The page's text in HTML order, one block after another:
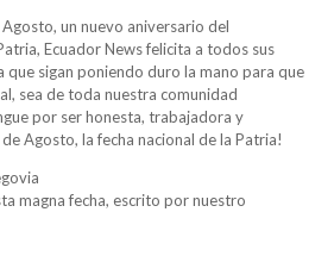
un nuevo aniversario del
Ecuador News felicita a todos sus
que sigan poniendo duro la mano para que
sea de toda nuestra comunidad
por ser honesta, trabajadora y
Agosto, la fecha nacional de la Patria!
magna fecha, escrito por nuestro